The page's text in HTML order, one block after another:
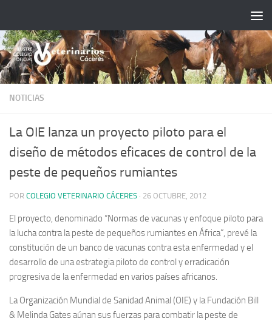
NOTICIAS
La OIE lanza un proyecto piloto para el
diseño de métodos eficaces de control de la
peste de pequeños rumiantes
POR COLEGIO VETERINARIO CÁCERES · 26 OCTUBRE, 2012
El proyecto, denominado “Normas de vacunas y enfoque piloto para
la lucha contra la peste de pequeños rumiantes en África”, prevé la
constitución de un banco de vacunas contra esta enfermedad y el
desarrollo de una estrategia piloto de control y erradicación
progresiva de la enfermedad en varios países africanos.
La Organización Mundial de Sanidad Animal (OIE) y la Fundación Bill
& Melinda Gates aúnan sus fuerzas para combatir la peste de